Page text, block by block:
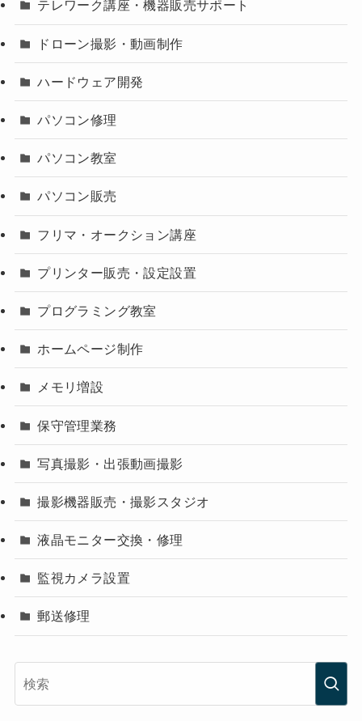
テレワーク講座・機器販売サポート
ドローン撮影・動画制作
ハードウェア開発
パソコン修理
パソコン教室
パソコン販売
フリマ・オークション講座
プリンター販売・設定設置
プログラミング教室
ホームページ制作
メモリ増設
保守管理業務
写真撮影・出張動画撮影
撮影機器販売・撮影スタジオ
液晶モニター交換・修理
監視カメラ設置
郵送修理